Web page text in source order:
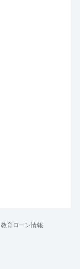
教育ローン情報